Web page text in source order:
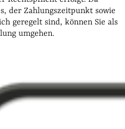
der Zahlungszeitpunkt sowie
geregelt sind, können Sie als
umgehen.